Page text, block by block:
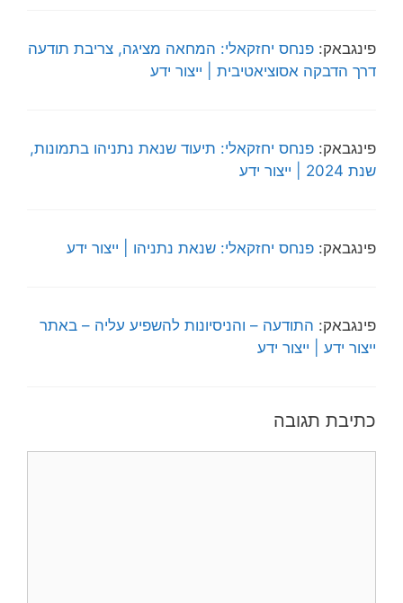
פינגבאק: פנחס יחזקאלי: המחאה מציגה, צריבת תודעה
דרך הדבקה אסוציאטיבית | ייצור ידע
פינגבאק: פנחס יחזקאלי: תיעוד שנאת נתניהו בתמונות,
שנת 2024 | ייצור ידע
פינגבאק: פנחס יחזקאלי: שנאת נתניהו | ייצור ידע
פינגבאק: התודעה – והניסיונות להשפיע עליה – באתר
ייצור ידע | ייצור ידע
כתיבת תגובה